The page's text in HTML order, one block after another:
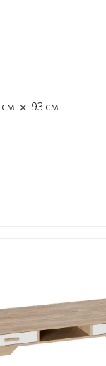
см × 93 см